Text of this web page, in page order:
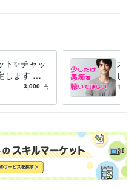
っていきました
者と関われる
ルフラブ」です！
ト✨チャッ
します タ
ト占い一度
3,000 円
スト
し
族、